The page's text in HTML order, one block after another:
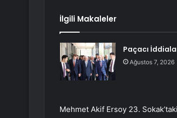
İlgili Makaleler
Paçacı
Ağustos 7, 2026
Mehmet Akif Ersoy 23.